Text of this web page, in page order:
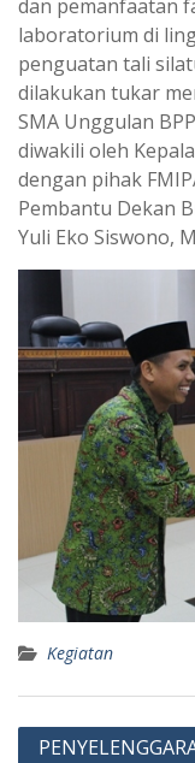
dan pemanfaatan
laboratorium di
penguatan tali
dilakukan tukar
SMA Unggulan
diwakili oleh
dengan pihak
Pembantu Dekan
Yuli Eko Siswono,
Kegiatan
Navigasi